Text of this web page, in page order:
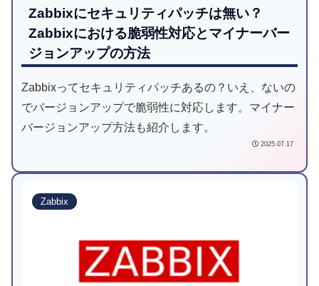
Zabbixにセキュリティパッチは無い？
Zabbixにおける脆弱性対応とマイナーバー
ジョンアップの方法
Zabbixってセキュリティパッチあるの？いえ、ないの
でバージョンアップで脆弱性に対応します。マイナー
バージョンアップ方法も紹介します。
2025.07.17
Zabbix